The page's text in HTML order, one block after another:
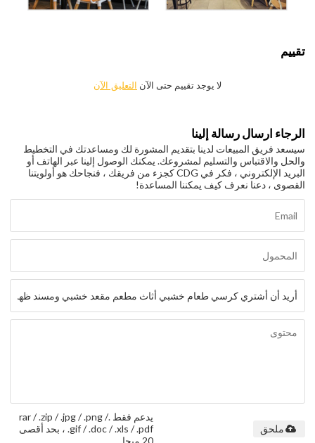
تقييم
لا يوجد تقييم حتى الآن التعليق الآن
الرجاء ارسال رسالة إلينا
سيسعد فريق المبيعات لدينا بتقديم المشورة لك ومساعدتك في التخطيط
والحل والاقتباس والتسليم لمشروعك. يمكنك الوصول إلينا عبر الهاتف أو
البريد الإلكتروني ، فكر في CDG كجزء من فريقك ، فنجاحك هو أولويتنا
القصوى ، دعنا نعرف كيف يمكننا المساعدة!
يدعم فقط .rar / .zip / .jpg / .png /
.gif / .doc / .xls / .pdf ، بحد أقصى
ملحق